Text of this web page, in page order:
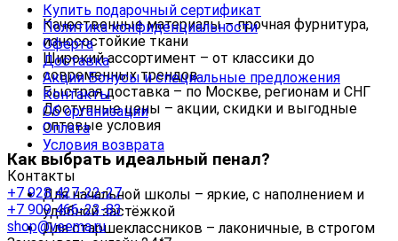
Качественные материалы – прочная фурнитура,
износостойкие ткани
Широкий ассортимент – от классики до
современных трендов
Быстрая доставка – по Москве, регионам и СНГ
Доступные цены – акции, скидки и выгодные
оптовые условия
Как выбрать идеальный пенал?
Для начальной школы – яркие, с наполнением и
удобной застёжкой
Для старшеклассников – лаконичные, в строгом
Купить подарочный сертификат
Политика конфиденциальности
Оферта
Доставка
Акции Бонусы и специальные предложения
Контакты
Об организации
Оплата
Условия возврата
Контакты
+7 928 427-22-27
+7 909 466-23-83
shop@veema.ru